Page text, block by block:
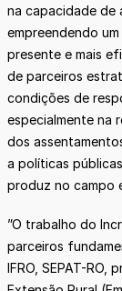
na capacidade de
empreendendo
presente e mais
de parceiros
condições de
especialmente na
dos
a políticas
produz no campo
”O trabalho do
parceiros
IFRO, SEPAT-RO,